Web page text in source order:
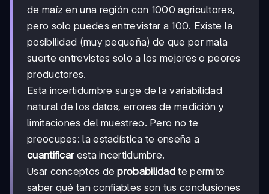
de maíz en una región con 1000 agricultores,
pero solo puedes entrevistar a 100. Existe la
posibilidad (muy pequeña) de que por mala
suerte entrevistes solo a los mejores o peores
productores.
Esta incertidumbre surge de la variabilidad
natural de los datos, errores de medición y
limitaciones del muestreo. Pero no te
preocupes: la estadística te enseña a
cuantificaresta incertidumbre.
Usar conceptos deprobabilidad te permite
saber qué tan confiables son tus conclusiones